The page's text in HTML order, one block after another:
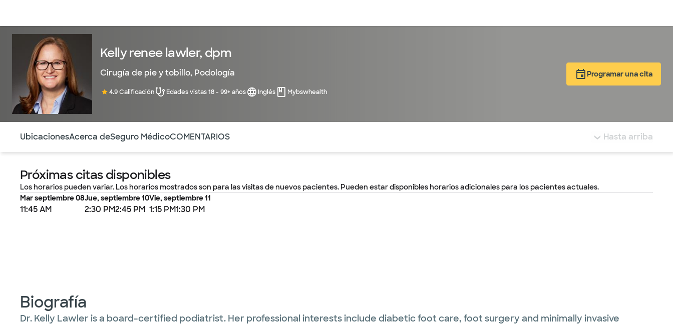
Kelly renee lawler, dpm
Cirugía de pie y tobillo, Podología
4.9 Calificación Edades vistas 18 - 99+ años Inglés Mybswhealth
Programar una cita
UbicacionesAcerca deSeguro MédicoCOMENTARIOS Hasta arriba
Próximas citas disponibles
Los horarios pueden variar. Los horarios mostrados son para las visitas de nuevos pacientes. Pueden estar disponibles horarios adicionales para los pacientes actuales.
Mar septiembre 08
11:45 AM
Jue, septiembre 10
2:30 PM2:45 PM
Vie, septiembre 11
1:15 PM1:30 PM
Biografía
Dr. Kelly Lawler is a board-certified podiatrist. Her professional interests include diabetic foot care, foot surgery and minimally invasive